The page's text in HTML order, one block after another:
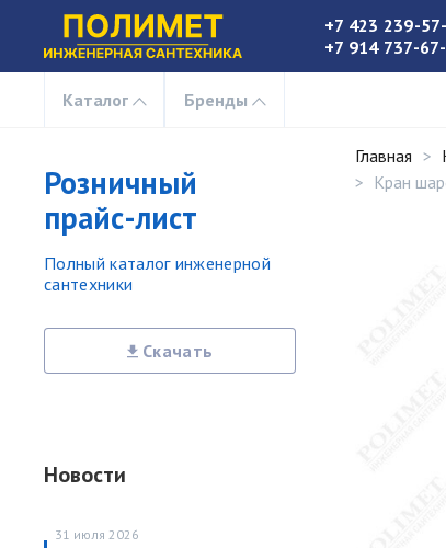
+7 423 239-
+7 914 737-
Каталог Бренды
Розничный
прайс-лист
Полный каталог инженерной
сантехники
Скачать
Новости
31 июля 2026
Главная
Кран